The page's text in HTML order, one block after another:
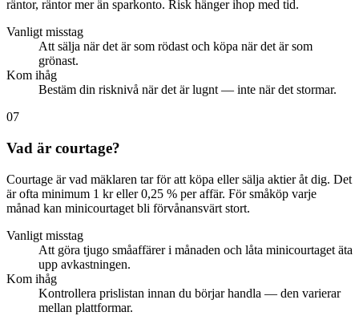
räntor, räntor mer än sparkonto. Risk hänger ihop med tid.
Vanligt misstag
Att sälja när det är som rödast och köpa när det är som
grönast.
Kom ihåg
Bestäm din risknivå när det är lugnt — inte när det stormar.
07
Vad är courtage?
Courtage är vad mäklaren tar för att köpa eller sälja aktier åt dig. Det
är ofta minimum 1 kr eller 0,25 % per affär. För småköp varje
månad kan minicourtaget bli förvånansvärt stort.
Vanligt misstag
Att göra tjugo småaffärer i månaden och låta minicourtaget äta
upp avkastningen.
Kom ihåg
Kontrollera prislistan innan du börjar handla — den varierar
mellan plattformar.